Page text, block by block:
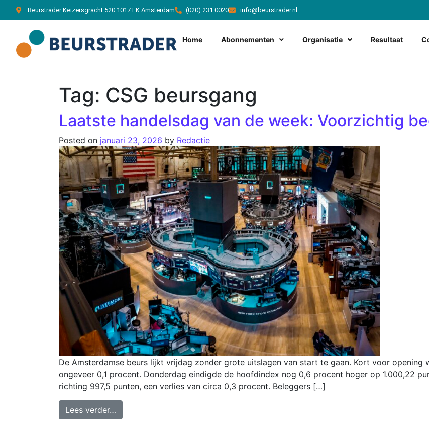
Beurstrader Keizersgracht 520 1017 EK Amsterdam (020) 231 0020 info@beurstrader.nl
Home Abonnementen Organisatie Resultaat
Tag: CSG beursgang
Laatste handelsdag van de week: Voorzichtig
Posted on januari 23, 2026 by Redactie
De Amsterdamse beurs lijkt vrijdag zonder grote uitslagen van start te gaan. Kort voor opening
ongeveer 0,1 procent. Donderdag eindigde de hoofdindex nog 0,6 procent hoger op 1.000,22
richting 997,5 punten, een verlies van circa 0,3 procent. Beleggers […]
Lees verder…